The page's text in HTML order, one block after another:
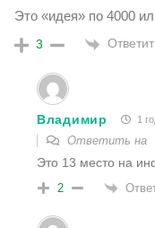
Это «идея» по 4000
3
Владимир 1
Ответить на
Это 13 место на
2